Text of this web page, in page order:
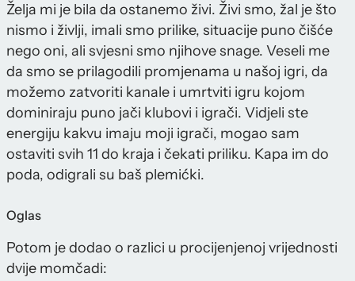
Želja mi je bila da ostanemo živi. Živi smo, žal je što
nismo i življi, imali smo prilike, situacije puno čišće
nego oni, ali svjesni smo njihove snage. Veseli me
da smo se prilagodili promjenama u našoj igri, da
možemo zatvoriti kanale i umrtviti igru kojom
dominiraju puno jači klubovi i igrači. Vidjeli ste
energiju kakvu imaju moji igrači, mogao sam
ostaviti svih 11 do kraja i čekati priliku. Kapa im do
poda, odigrali su baš plemićki.
Oglas
Potom je dodao o razlici u procijenjenoj vrijednosti
dvije momčadi: